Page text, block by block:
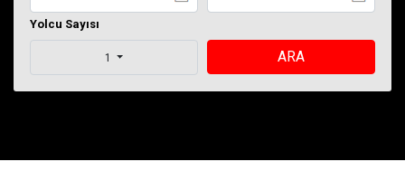
Yolcu Sayısı
1 ARA